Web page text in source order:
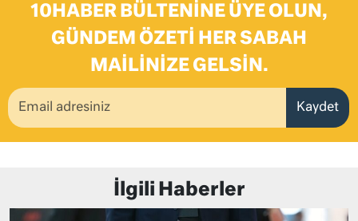
10HABER BÜLTENINE ÜYE OLUN,
GÜNDEM ÖZETI HER SABAH
MAILINIZE GELSIN.
Kaydet
İlgili Haberler